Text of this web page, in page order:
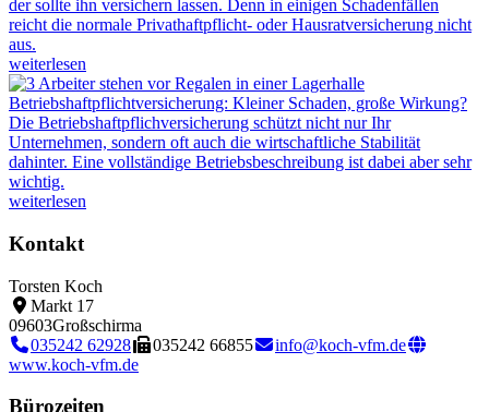
der sollte ihn versichern lassen. Denn in einigen Schadenfällen
reicht die normale Privathaftpflicht- oder Hausratversicherung nicht
aus.
weiterlesen
Betriebshaftpflichtversicherung: Kleiner Schaden, große Wirkung?
Die Betriebshaftpflichversicherung schützt nicht nur Ihr
Unternehmen, sondern oft auch die wirtschaftliche Stabilität
dahinter. Eine vollständige Betriebsbeschreibung ist dabei aber sehr
wichtig.
weiterlesen
Kontakt
Torsten Koch
Markt 17
09603Großschirma
035242 62928
035242 66855
info@koch-vfm.de
www.koch-vfm.de
Bürozeiten